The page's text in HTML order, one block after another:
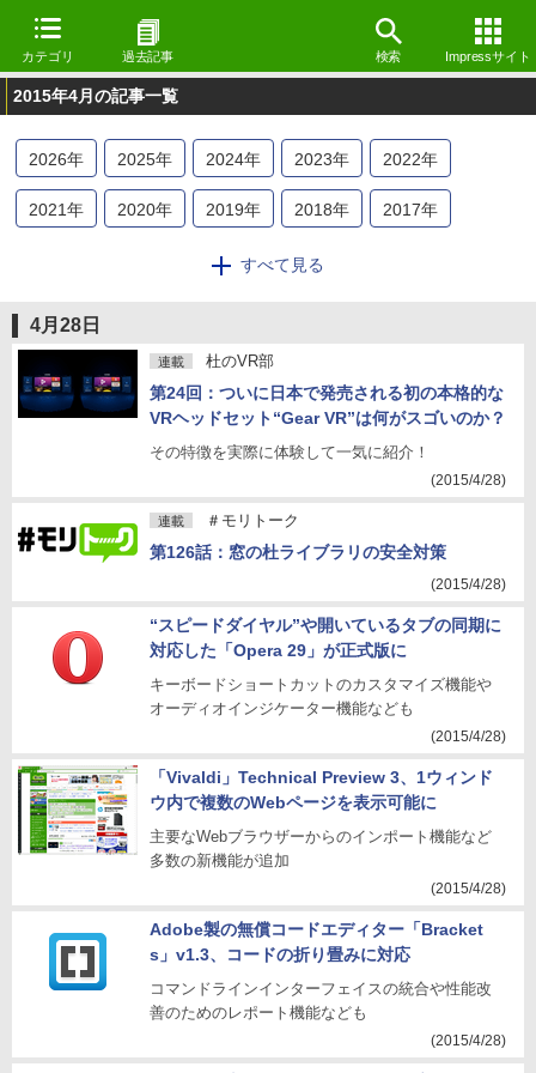
カテゴリ 過去記事 検索 Impressサイト
2015年4月の記事一覧
2026年 2025年 2024年 2023年 2022年
2021年 2020年 2019年 2018年 2017年
2014年 2013
年 2004年
2001年 2000年 1999 年 1998年
すべて見る
4月28日
連載 杜のVR部
第24回：ついに日本で発売される初の本格的な
VRヘッドセット“Gear VR”は何がスゴいのか？
その特徴を実際に体験して一気に紹介！
(2015/4/28)
連載 ＃モリトーク
第126話：窓の杜ライブラリの安全対策
(2015/4/28)
“スピードダイヤル”や開いているタブの同期に
対応した「Opera 29」が正式版に
キーボードショートカットのカスタマイズ機能や
オーディオインジケーター機能なども
(2015/4/28)
「Vivaldi」Technical Preview 3、1ウィンド
ウ内で複数のWebページを表示可能に
主要なWebブラウザーからのインポート機能など
多数の新機能が追加
(2015/4/28)
Adobe製の無償コードエディター「Bracket
s」v1.3、コードの折り畳みに対応
コマンドラインインターフェイスの統合や性能改
善のためのレポート機能なども
(2015/4/28)